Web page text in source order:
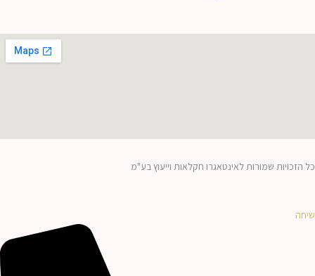
כל הזכויות שמורות לאינטאגרו חקלאות וייעוץ בע"מ
שיחה